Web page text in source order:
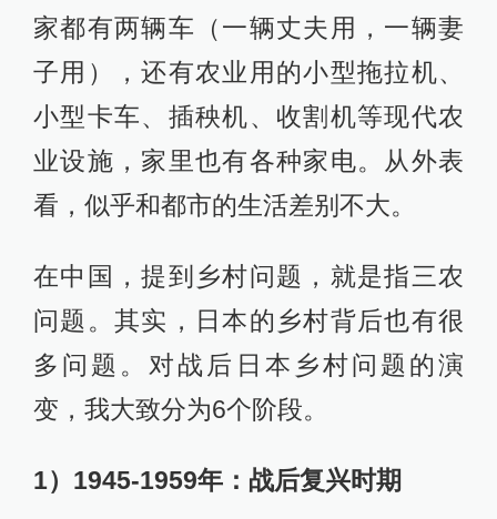
家都有两辆车（一辆丈夫用，一辆妻
子用），还有农业用的小型拖拉机、
小型卡车、插秧机、收割机等现代农
业设施，家里也有各种家电。从外表
看，似乎和都市的生活差别不大。
在中国，提到乡村问题，就是指三农
问题。其实，日本的乡村背后也有很
多问题。对战后日本乡村问题的演
变，我大致分为6个阶段。
1）1945-1959年：战后复兴时期